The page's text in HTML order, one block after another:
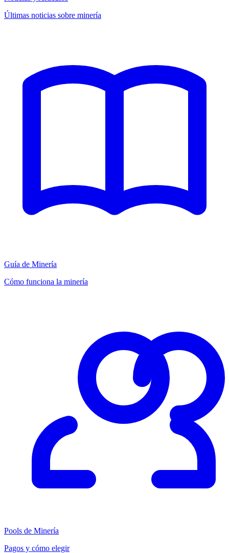
Últimas noticias sobre minería
Guía de Minería
Cómo funciona la minería
Pools de Minería
Pagos y cómo elegir